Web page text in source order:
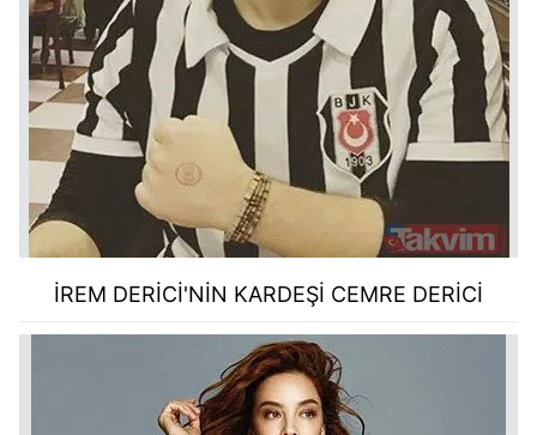
İREM DERİCİ'NİN KARDEŞİ CEMRE DERİCİ